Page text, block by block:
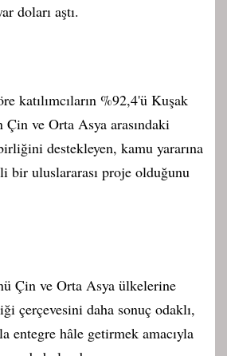
doları aştı.
katılımcıların %92,4'ü Kuşak
ve Orta Asya arasındaki
destekleyen, kamu yararına
bir uluslararası proje olduğunu
Çin ve Orta Asya ülkelerine
çerçevesini daha sonuç odaklı,
entegre hâle getirmek amacıyla